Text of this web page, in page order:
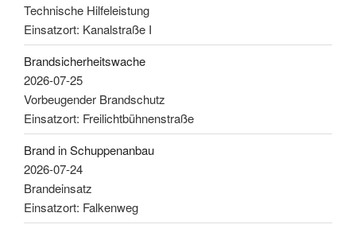
Technische Hilfeleistung
Einsatzort: Kanalstraße I
Brandsicherheitswache
2026-07-25
Vorbeugender Brandschutz
Einsatzort: Freilichtbühnenstraße
Brand in Schuppenanbau
2026-07-24
Brandeinsatz
Einsatzort: Falkenweg